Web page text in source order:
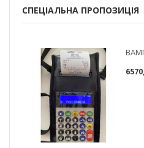
СПЕЦІАЛЬНА ПРОПОЗИЦІЯ